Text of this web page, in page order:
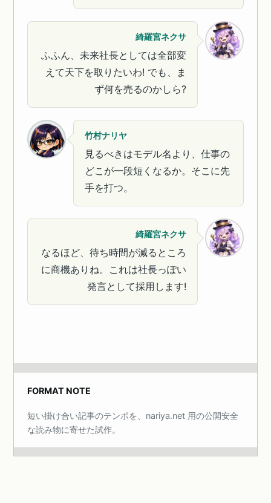
綺羅宮ネクサ
ふふん、未来社長としては全部変
えて天下を取りたいわ! でも、ま
ず何を売るのかしら?
竹村ナリヤ
見るべきはモデル名より、仕事の
どこが一段短くなるか。そこに先
手を打つ。
綺羅宮ネクサ
なるほど、待ち時間が減るところ
に商機ありね。これは社長っぽい
発言として採用します!
FORMAT NOTE
短い掛け合い記事のテンポを、nariya.net 用の公開安全
な読み物に寄せた試作。